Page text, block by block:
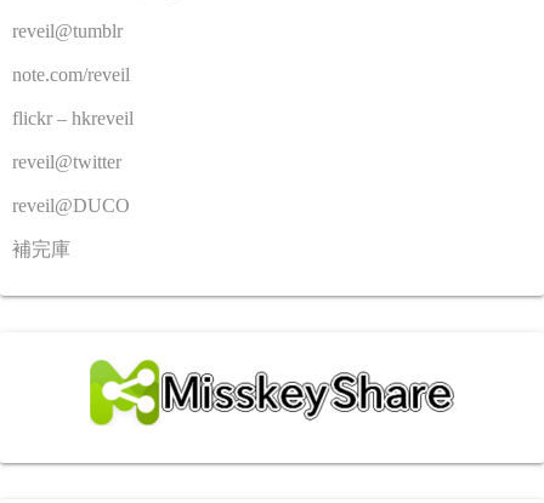
reveil@tumblr
note.com/reveil
flickr – hkreveil
reveil@twitter
reveil@DUCO
補完庫